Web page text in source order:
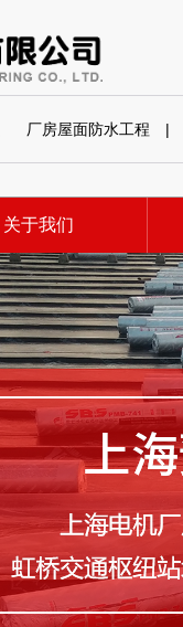
厂房屋面防水工程 |
关于我们